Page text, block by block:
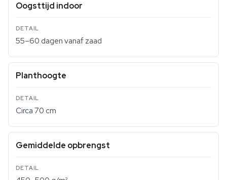
Oogsttijd indoor
55–60 dagen vanaf zaad
Planthoogte
Circa 70 cm
Gemiddelde opbrengst